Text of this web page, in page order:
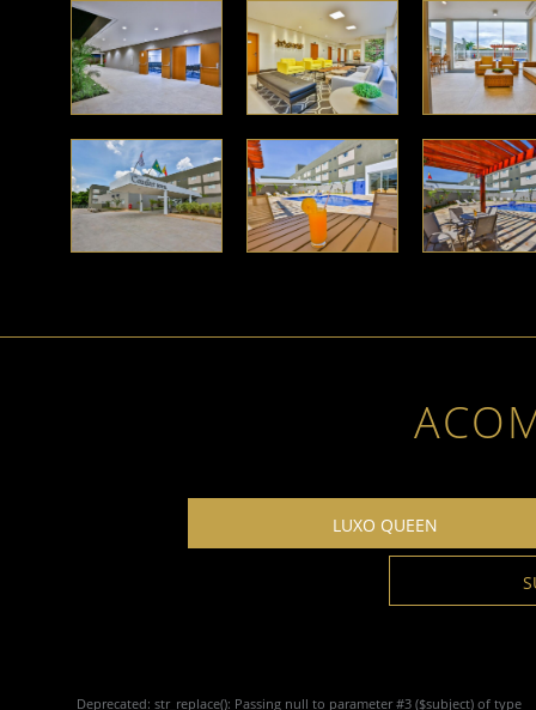
LUXO QUEEN
Deprecated: str_replace(): Passing null to parameter #3 ($subject) of type